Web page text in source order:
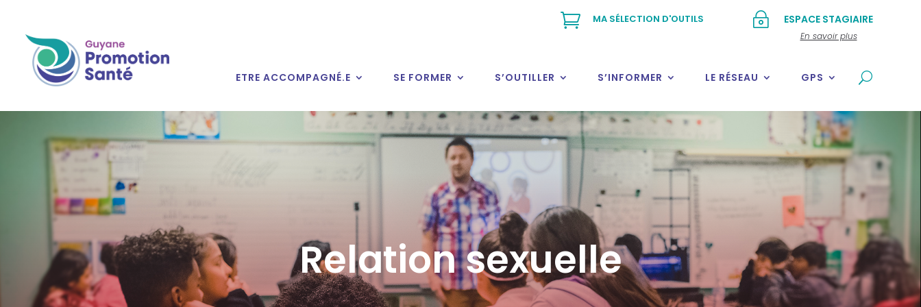
~ ESPACE STAGIAIRE
En savoir plus
 MA SÉLECTION D'OUTILS
ETRE ACCOMPAGNÉ.E SE FORMER S’OUTILLER S’INFORMER LE RÉSEAU GPS
Relation sexuelle